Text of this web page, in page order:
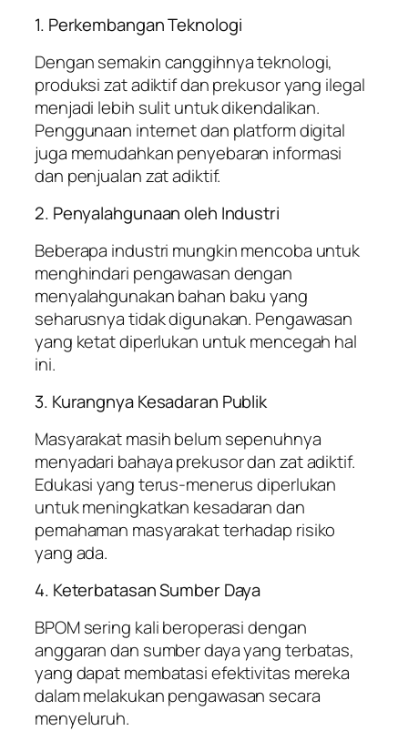
1. Perkembangan Teknologi
Dengan semakin canggihnya teknologi,
produksi zat adiktif dan prekusor yang ilegal
menjadi lebih sulit untuk dikendalikan.
Penggunaan internet dan platform digital
juga memudahkan penyebaran informasi
dan penjualan zat adiktif.
2. Penyalahgunaan oleh Industri
Beberapa industri mungkin mencoba untuk
menghindari pengawasan dengan
menyalahgunakan bahan baku yang
seharusnya tidak digunakan. Pengawasan
yang ketat diperlukan untuk mencegah hal
ini.
3. Kurangnya Kesadaran Publik
Masyarakat masih belum sepenuhnya
menyadari bahaya prekusor dan zat adiktif.
Edukasi yang terus-menerus diperlukan
untuk meningkatkan kesadaran dan
pemahaman masyarakat terhadap risiko
yang ada.
4. Keterbatasan Sumber Daya
BPOM sering kali beroperasi dengan
anggaran dan sumber daya yang terbatas,
yang dapat membatasi efektivitas mereka
dalam melakukan pengawasan secara
menyeluruh.